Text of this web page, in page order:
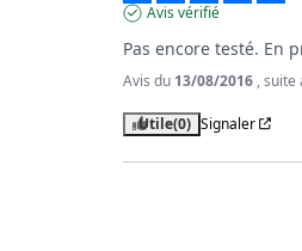
Avis vérifié
Pas encore testé. En
Avis du 13/08/2016 , suite
Utile(0) Signaler